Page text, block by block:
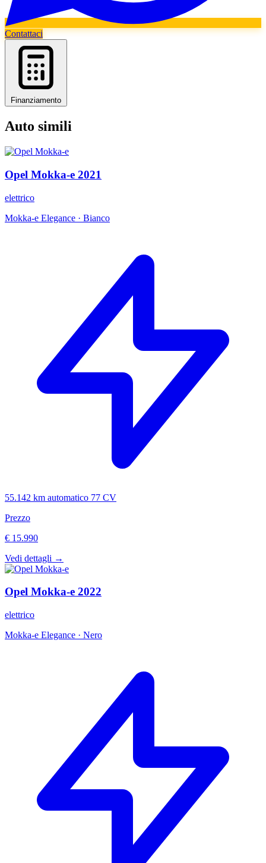
Contattaci
Finanziamento
Auto simili
Opel Mokka-e 2021
elettrico
Mokka-e Elegance · Bianco
55.142 km automatico 77 CV
Prezzo
€ 15.990
Vedi dettagli →
Opel Mokka-e 2022
elettrico
Mokka-e Elegance · Nero